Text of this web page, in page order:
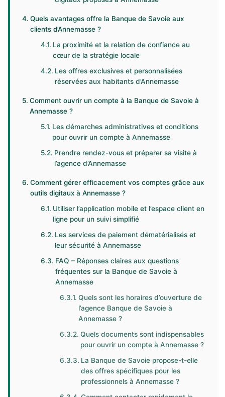
Quels avantages offre la Banque de Savoie aux
clients d’Annemasse ?
La proximité et la relation de confiance au
cœur de la stratégie locale
Les offres exclusives et personnalisées
réservées aux habitants d’Annemasse
Comment ouvrir un compte à la Banque de Savoie à
Annemasse ?
Les démarches administratives et conditions
pour ouvrir un compte à Annemasse
Prendre rendez-vous et préparer sa visite à
l’agence d’Annemasse
Comment gérer efficacement vos comptes grâce aux
outils digitaux à Annemasse ?
Utiliser l’application mobile et l’espace client en
ligne pour un suivi simplifié
Les services de paiement dématérialisés et
leur sécurité à Annemasse
FAQ – Réponses claires aux questions
fréquentes sur la Banque de Savoie à
Annemasse
Quels sont les horaires d’ouverture de
l’agence Banque de Savoie à
Annemasse ?
Quels documents sont indispensables
pour ouvrir un compte à Annemasse ?
La Banque de Savoie propose-t-elle
des offres spécifiques pour les
professionnels à Annemasse ?